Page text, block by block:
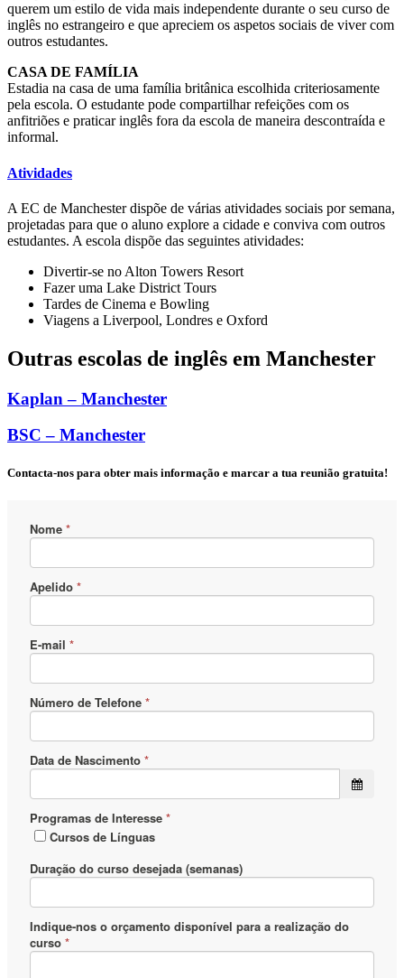
querem um estilo de vida mais independente durante o seu curso de
inglês no estrangeiro e que apreciem os aspetos sociais de viver com
outros estudantes.
CASA DE FAMÍLIA
Estadia na casa de uma família britânica escolhida criteriosamente
pela escola. O estudante pode compartilhar refeições com os
anfitriões e praticar inglês fora da escola de maneira descontraída e
informal.
Atividades
A EC de Manchester dispõe de várias atividades sociais por semana,
projetadas para que o aluno explore a cidade e conviva com outros
estudantes. A escola dispõe das seguintes atividades:
Divertir-se no Alton Towers Resort
Fazer uma Lake District Tours
Tardes de Cinema e Bowling
Viagens a Liverpool, Londres e Oxford
Outras escolas de inglês em Manchester
Kaplan – Manchester
BSC – Manchester
Contacta-nos para obter mais informação e marcar a tua reunião gratuita!